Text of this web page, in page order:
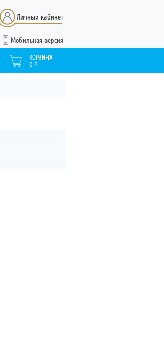
Мобильная версия
Личный кабинет
КОРЗИНА
0 Р